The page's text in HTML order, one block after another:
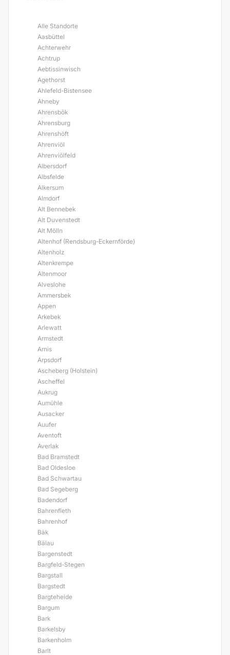
Alle Standorte
Aasbüttel
Achterwehr
Achtrup
Aebtissinwisch
Agethorst
Ahlefeld-Bistensee
Ahneby
Ahrensbök
Ahrensburg
Ahrenshöft
Ahrenviöl
Ahrenviölfeld
Albersdorf
Albsfelde
Alkersum
Almdorf
Alt Bennebek
Alt Duvenstedt
Alt Mölln
Altenhof (Rendsburg-Eckernförde)
Altenholz
Altenkrempe
Altenmoor
Alveslohe
Ammersbek
Appen
Arkebek
Arlewatt
Armstedt
Arnis
Arpsdorf
Ascheberg (Holstein)
Ascheffel
Aukrug
Aumühle
Ausacker
Auufer
Aventoft
Averlak
Bad Bramstedt
Bad Oldesloe
Bad Schwartau
Bad Segeberg
Badendorf
Bahrenfleth
Bahrenhof
Bäk
Bälau
Bargenstedt
Bargfeld-Stegen
Bargstall
Bargstedt
Bargteheide
Bargum
Bark
Barkelsby
Barkenholm
Barlt